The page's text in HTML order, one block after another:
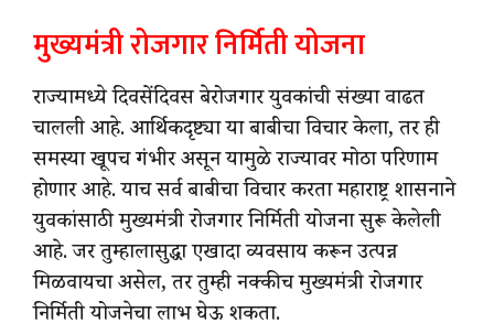
मुख्यमंत्री रोजगार निर्मिती योजना
राज्यामध्ये दिवसेंदिवस बेरोजगार युवकांची संख्या वाढत
चालली आहे. आर्थिकदृष्ट्या या बाबीचा विचार केला, तर ही
समस्या खूपच गंभीर असून यामुळे राज्यावर मोठा परिणाम
होणार आहे. याच सर्व बाबीचा विचार करता महाराष्ट्र शासनाने
युवकांसाठी मुख्यमंत्री रोजगार निर्मिती योजना सुरू केलेली
आहे. जर तुम्हालासुद्धा एखादा व्यवसाय करून उत्पन्न
मिळवायचा असेल, तर तुम्ही नक्कीच मुख्यमंत्री रोजगार
निर्मिती योजनेचा लाभ घेऊ शकता.